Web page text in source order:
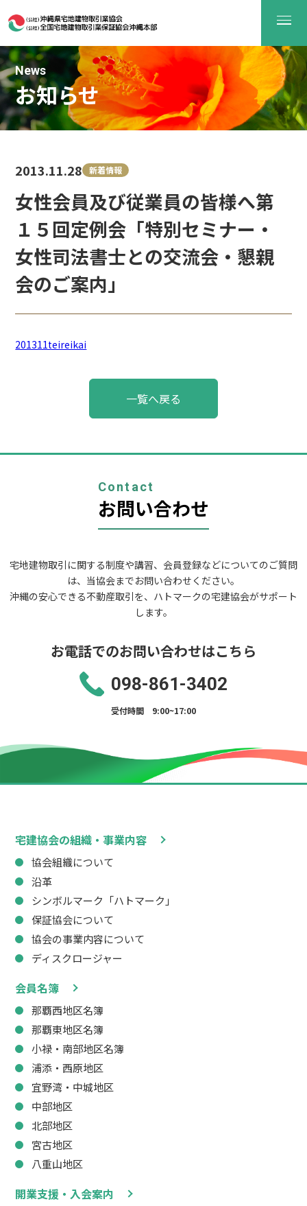
News
お知らせ
女性会員及び従業員の皆様へ第
１５回定例会「特別セミナー・
女性司法書士との交流会・懇親
会のご案内」
2013.11.28 新着情報
201311teireikai
ー
一覧へ戻る
Contact
お問い合わせ
宅地建物取引に関する制度や講習、会員登録などについてのご質問
は、当協会までお問い合わせください。
沖縄の安心できる不動産取引を、ハトマークの宅建協会がサポート
します。
お電話でのお問い合わせはこちら
098-861-3402
受付時間 9:00~17:00
宅建協会の組織・事業内容
協会組織について
沿革
シンボルマーク「ハトマーク」
保証協会について
協会の事業内容について
ディスクロージャー
会員名簿
那覇西地区名簿
那覇東地区名簿
小禄・南部地区名簿
浦添・西原地区
宜野湾・中城地区
中部地区
北部地区
宮古地区
八重山地区
開業支援・入会案内